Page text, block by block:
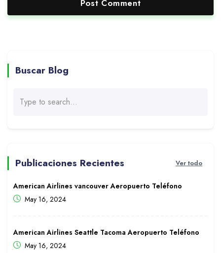
Buscar Blog
Publicaciones Recientes Ver todo
American Airlines vancouver Aeropuerto Teléfono
May 16, 2024
American Airlines Seattle Tacoma Aeropuerto Teléfono
May 16, 2024